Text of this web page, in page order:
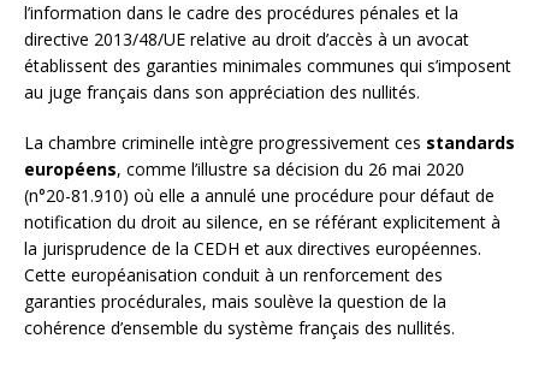
l’information dans le cadre des procédures pénales et la
directive 2013/48/UE relative au droit d’accès à un avocat
établissent des garanties minimales communes qui s’imposent
au juge français dans son appréciation des nullités.
La chambre criminelle intègre progressivement ces standards
européens, comme l’illustre sa décision du 26 mai 2020
(n°20-81.910) où elle a annulé une procédure pour défaut de
notification du droit au silence, en se référant explicitement à
la jurisprudence de la CEDH et aux directives européennes.
Cette européanisation conduit à un renforcement des
garanties procédurales, mais soulève la question de la
cohérence d’ensemble du système français des nullités.